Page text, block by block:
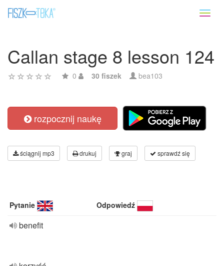
Callan stage 8 lesson 124
0 30 fiszek bea103
rozpocznij naukę
ściągnij mp3 drukuj graj sprawdź się
Pytanie Odpowiedź
benefit